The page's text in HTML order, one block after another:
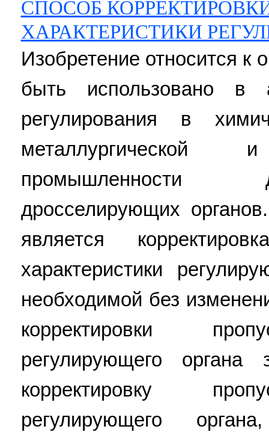
СПОСОБ
ХАРАКТЕРИСТИКИ
Изобретение относится к
быть использовано в
регулирования в
промышленности
дросселирующих
является
характеристики
необходимой без
корректировки
регулирующего
корректировку
регулирующего